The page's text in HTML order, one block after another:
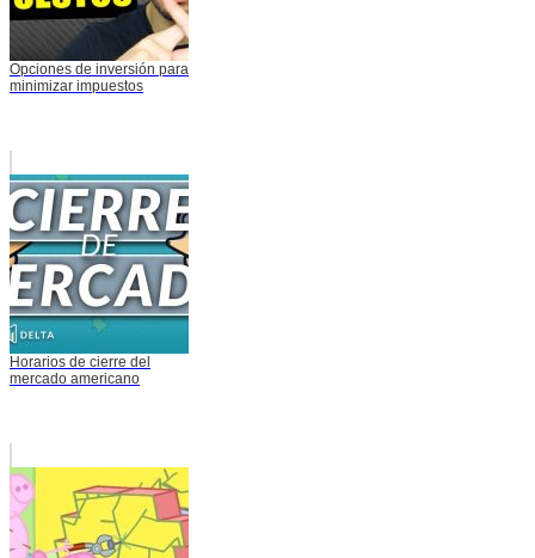
Opciones de inversión para
minimizar impuestos
Horarios de cierre del
mercado americano